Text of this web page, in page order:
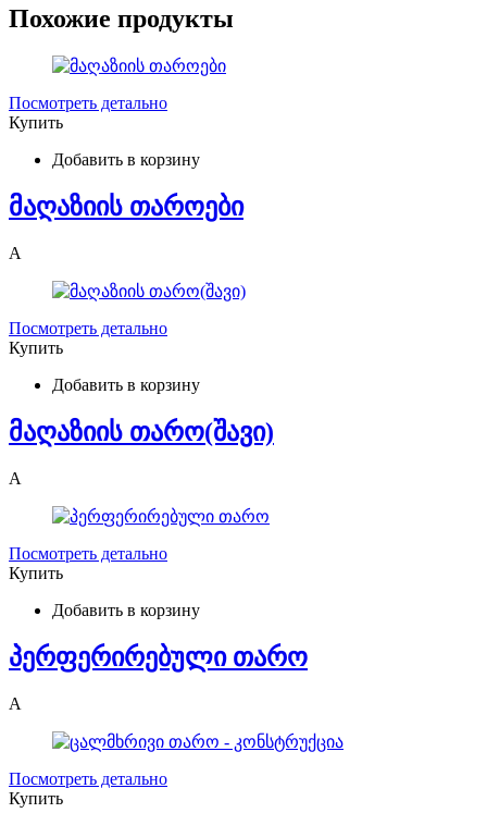
Похожие продукты
Посмотреть детально
Купить
Добавить в корзину
მაღაზიის თაროები
A
Посмотреть детально
Купить
Добавить в корзину
მაღაზიის თარო(შავი)
A
Посмотреть детально
Купить
Добавить в корзину
პერფერირებული თარო
A
Посмотреть детально
Купить